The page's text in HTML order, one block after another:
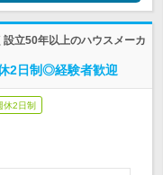
立50年以上のハウスメーカ
2日制◎経験者歓迎
休2日制